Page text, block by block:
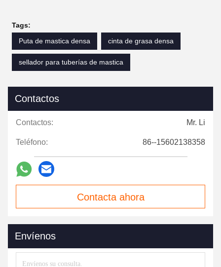
Tags:
Puta de mastica densa
cinta de grasa densa
sellador para tuberías de mastica
Contactos
Contactos: Mr. Li
Teléfono: 86--15602138358
Contacta ahora
Envíenos